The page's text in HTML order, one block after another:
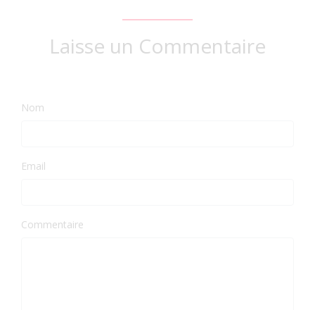
Laisse un Commentaire
Nom
Email
Commentaire